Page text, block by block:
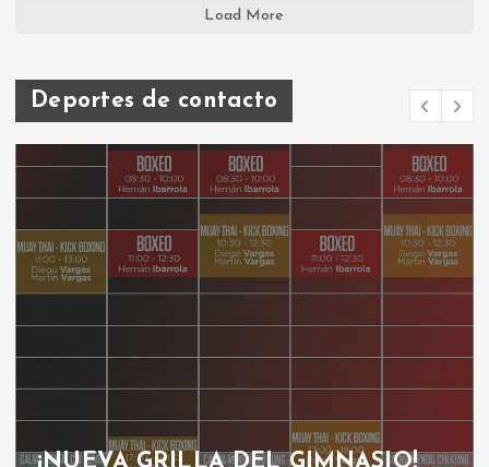
Load More
Deportes de contacto
¡NUEVA GRILLA DEL GIMNASIO!